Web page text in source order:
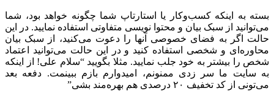
بسته به اینکه کسب‌و‌کار یا استارتاپ شما چگونه خواهد بود، شما
می‌توانید از سبک بیان و محتوا نویسی متفاوتی استفاده نمایید. در این
حالت اگر به فضای خصوصی آنها را دعوت می‌کنید، از سبک بیان
محاوره‌ای و شخصی استفاده کنید و در این حالت می‌توانید اعتماد
شخص را بیشتر به خود جلب نمایید. مثلا بگویید “سلام علی! از اینکه
به سایت ما سر زدی ممنونم، امیدوارم بازم ببینمت. دفعه بعد
می‌تونی از کد تخفیف ۲۰ درصدی هم بهره‌مند بشی”